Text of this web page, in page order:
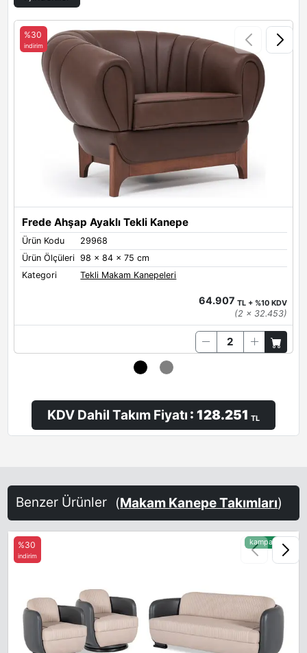
Martin 16
Frede Ahşap Ayaklı Tekli Kanepe
Ürün Kodu
29968
Ürün Ölçüleri 98 x 84 x 75 cm
Kategori
Tekli Makam Kanepeleri
%30
indirim
64.907TL + %10 KDV
(2 x 32.453)
KDV Dahil Takım Fiyatı : 128.251 TL
Benzer Ürünler (Makam Kanepe Takımları)
%30
indirim
kampanyalı